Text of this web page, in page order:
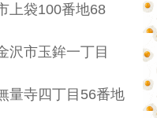
上袋100番地68
沢市玉鉾一丁目
量寺四丁目56番地